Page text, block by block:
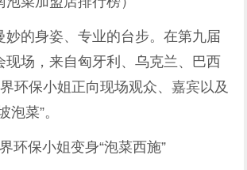
妙的身姿、专业的台步。在第九届
现场，来自匈牙利、乌克兰、巴西
环保小姐正向现场观众、嘉宾以及
泡菜”。